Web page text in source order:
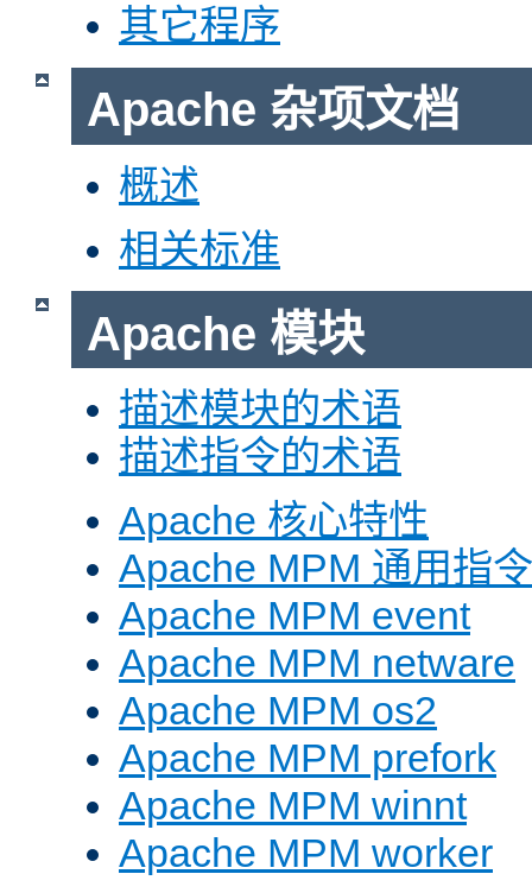
其它程序
Apache 杂项文档
概述
相关标准
Apache 模块
描述模块的术语
描述指令的术语
Apache 核心特性
Apache MPM 通用指令
Apache MPM event
Apache MPM netware
Apache MPM os2
Apache MPM prefork
Apache MPM winnt
Apache MPM worker